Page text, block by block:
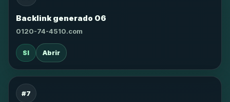
Backlink generado 06
0120-74-4510.com
SI Abrir
#7